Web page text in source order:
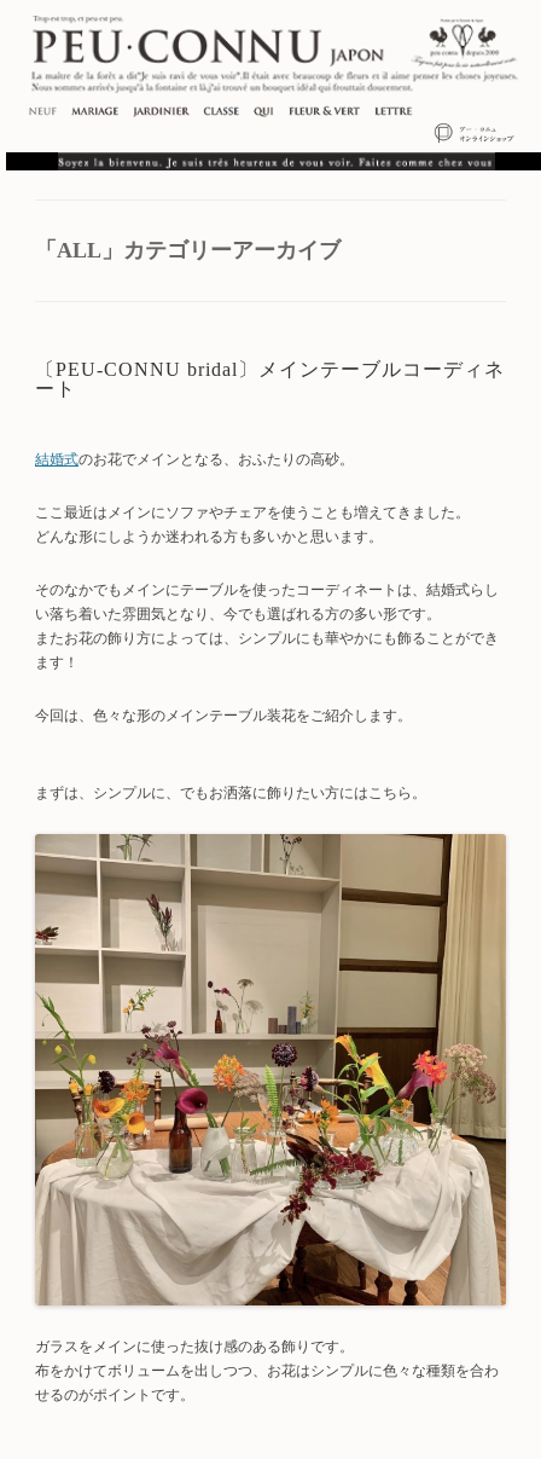
「 ALL 」カテゴリーアーカイブ
〔PEU-CONNU bridal〕メインテーブルコーディネ
ート
結婚式のお花でメインとなる、おふたりの高砂。
ここ最近はメインにソファやチェアを使うことも増えてきました。
どんな形にしようか迷われる方も多いかと思います。
そのなかでもメインにテーブルを使ったコーディネートは、結婚式らし
い落ち着いた雰囲気となり、今でも選ばれる方の多い形です。
またお花の飾り方によっては、シンプルにも華やかにも飾ることができ
ます！
今回は、色々な形のメインテーブル装花をご紹介します。
まずは、シンプルに、でもお洒落に飾りたい方にはこちら。
ガラスをメインに使った抜け感のある飾りです。
布をかけてボリュームを出しつつ、お花はシンプルに色々な種類を合わ
せるのがポイントです。